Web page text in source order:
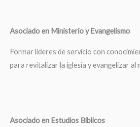
Asociado en Ministerio y Evangelismo
Formar líderes de servicio con
para revitalizar la iglesia y evangelizar al
Asociado en Estudios Bíblicos